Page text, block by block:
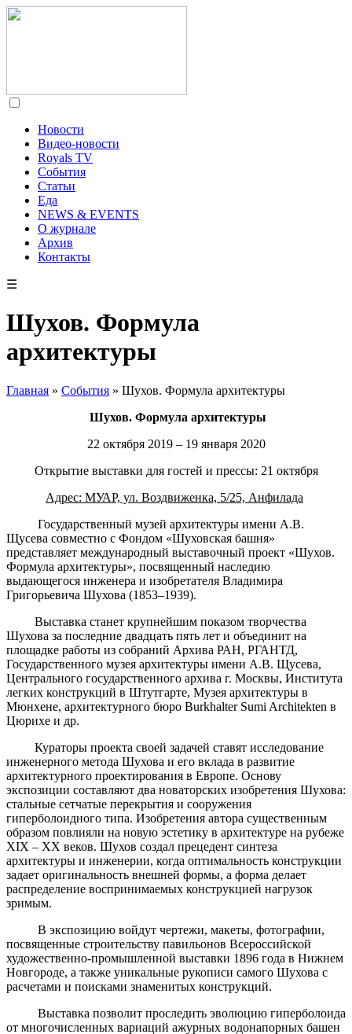
Новости
Видео-новости
Royals TV
События
Статьи
Еда
NEWS & EVENTS
О журнале
Архив
Контакты
☰
Шухов. Формула
архитектуры
Главная » События » Шухов. Формула архитектуры
Шухов. Формула архитектуры
22 октября 2019 – 19 января 2020
Открытие выставки для гостей и прессы: 21 октября
Адрес: МУАР, ул. Воздвиженка, 5/25, Анфилада
Государственный музей архитектуры имени А.В.
Щусева совместно с Фондом «Шуховская башня»
представляет международный выставочный проект «Шухов.
Формула архитектуры», посвященный наследию
выдающегося инженера и изобретателя Владимира
Григорьевича Шухова (1853–1939).
Выставка станет крупнейшим показом творчества
Шухова за последние двадцать пять лет и объединит на
площадке работы из собраний Архива РАН, РГАНТД,
Государственного музея архитектуры имени А.В. Щусева,
Центрального государственного архива г. Москвы, Института
легких конструкций в Штутгарте, Музея архитектуры в
Мюнхене, архитектурного бюро Burkhalter Sumi Architekten в
Цюрихе и др.
Кураторы проекта своей задачей ставят исследование
инженерного метода Шухова и его вклада в развитие
архитектурного проектирования в Европе. Основу
экспозиции составляют два новаторских изобретения Шухова:
стальные сетчатые перекрытия и сооружения
гиперболоидного типа. Изобретения автора существенным
образом повлияли на новую эстетику в архитектуре на рубеже
XIX – ХХ веков. Шухов создал прецедент синтеза
архитектуры и инженерии, когда оптимальность конструкции
задает оригинальность внешней формы, а форма делает
распределение воспринимаемых конструкцией нагрузок
зримым.
В экспозицию войдут чертежи, макеты, фотографии,
посвященные строительству павильонов Всероссийской
художественно-промышленной выставки 1896 года в Нижнем
Новгороде, а также уникальные рукописи самого Шухова с
расчетами и поисками знаменитых конструкций.
Выставка позволит проследить эволюцию гиперболоида
от многочисленных вариаций ажурных водонапорных башен